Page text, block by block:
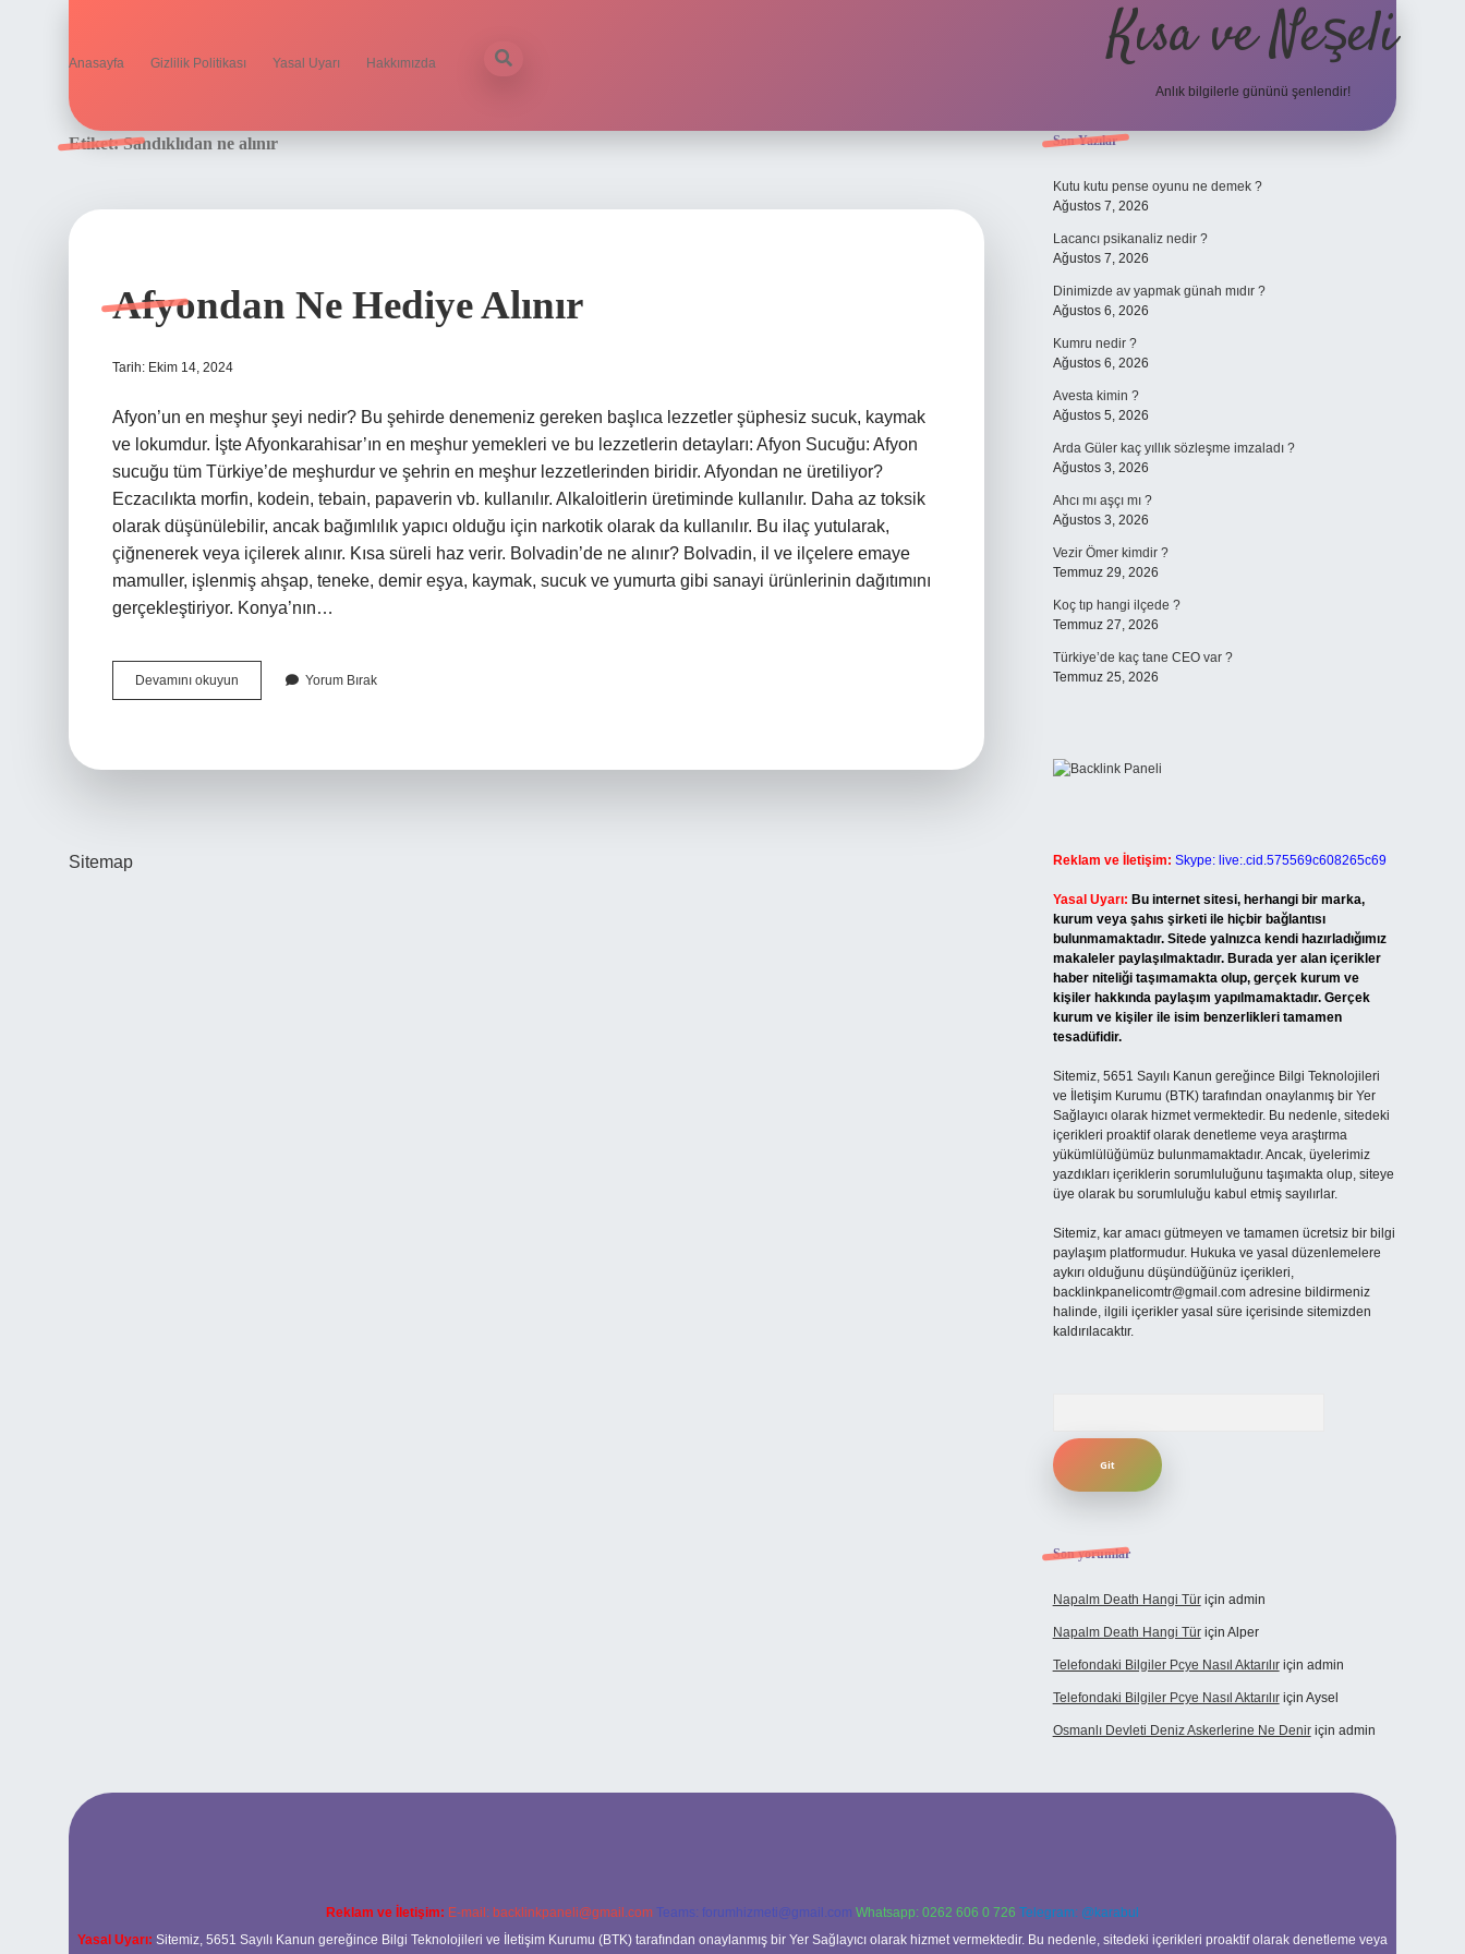
Anasayfa Gizlilik Politikası Yasal Uyarı Hakkımızda Kısa ve Neşeli
Anlık bilgilerle gününü şenlendir!
Etiket:Sandıklıdan ne alınır
Afyondan Ne Hediye Alınır
Tarih: Ekim 14, 2024
Afyon’un en meşhur şeyi nedir? Bu şehirde denemeniz gereken başlıca lezzetler şüphesiz sucuk, kaymak
ve lokumdur. İşte Afyonkarahisar’ın en meşhur yemekleri ve bu lezzetlerin detayları: Afyon Sucuğu: Afyon
sucuğu tüm Türkiye’de meşhurdur ve şehrin en meşhur lezzetlerinden biridir. Afyondan ne üretiliyor?
Eczacılıkta morfin, kodein, tebain, papaverin vb. kullanılır. Alkaloitlerin üretiminde kullanılır. Daha az toksik
olarak düşünülebilir, ancak bağımlılık yapıcı olduğu için narkotik olarak da kullanılır. Bu ilaç yutularak,
çiğnenerek veya içilerek alınır. Kısa süreli haz verir. Bolvadin’de ne alınır? Bolvadin, il ve ilçelere emaye
mamuller, işlenmiş ahşap, teneke, demir eşya, kaymak, sucuk ve yumurta gibi sanayi ürünlerinin dağıtımını
gerçekleştiriyor. Konya’nın…
Devamını okuyun Afyondan
Ne
Yorum Bırak
Sitemap
Sidebar
Son Yazılar
Kutu kutu pense oyunu ne demek ?
Ağustos 7, 2026
Lacancı psikanaliz nedir ?
Ağustos 7, 2026
Dinimizde av yapmak günah mıdır ?
Ağustos 6, 2026
Kumru nedir ?
Ağustos 6, 2026
Avesta kimin ?
Ağustos 5, 2026
Arda Güler kaç yıllık sözleşme imzaladı ?
Ağustos 3, 2026
Ahcı mı aşçı mı ?
Ağustos 3, 2026
Vezir Ömer kimdir ?
Temmuz 29, 2026
Koç tıp hangi ilçede ?
Temmuz 27, 2026
Türkiye’de kaç tane CEO var ?
Temmuz 25, 2026
Reklam ve İletişim: Skype: live:.cid.575569c608265c69
Yasal Uyarı: Bu internet sitesi, herhangi bir marka,
kurum veya şahıs şirketi ile hiçbir bağlantısı
bulunmamaktadır. Sitede yalnızca kendi hazırladığımız
makaleler paylaşılmaktadır. Burada yer alan içerikler
haber niteliği taşımamakta olup, gerçek kurum ve
kişiler hakkında paylaşım yapılmamaktadır. Gerçek
kurum ve kişiler ile isim benzerlikleri tamamen
tesadüfidir.
Sitemiz, 5651 Sayılı Kanun gereğince Bilgi Teknolojileri
ve İletişim Kurumu (BTK) tarafından onaylanmış bir Yer
Sağlayıcı olarak hizmet vermektedir. Bu nedenle, sitedeki
içerikleri proaktif olarak denetleme veya araştırma
yükümlülüğümüz bulunmamaktadır. Ancak, üyelerimiz
yazdıkları içeriklerin sorumluluğunu taşımakta olup, siteye
üye olarak bu sorumluluğu kabul etmiş sayılırlar.
Sitemiz, kar amacı gütmeyen ve tamamen ücretsiz bir bilgi
paylaşım platformudur. Hukuka ve yasal düzenlemelere
aykırı olduğunu düşündüğünüz içerikleri,
backlinkpanelicomtr@gmail.comadresine bildirmeniz
halinde, ilgili içerikler yasal süre içerisinde sitemizden
kaldırılacaktır.
Son yorumlar
Napalm Death Hangi Türiçin admin
Napalm Death Hangi Türiçin Alper
Telefondaki Bilgiler Pcye Nasıl Aktarılıriçin admin
Telefondaki Bilgiler Pcye Nasıl Aktarılıriçin Aysel
Osmanlı Devleti Deniz Askerlerine Ne Deniriçin admin
Reklam ve İletişim: E-mail: backlinkpaneli@gmail.com Teams: forumhizmeti@gmail.com Whatsapp: 0262 606 0 726 Telegram: @karabul
Yasal Uyarı: Sitemiz, 5651 Sayılı Kanun gereğince Bilgi Teknolojileri ve İletişim Kurumu (BTK) tarafından onaylanmış bir Yer Sağlayıcı olarak hizmet vermektedir. Bu nedenle, sitedeki içerikleri proaktif olarak denetleme veya